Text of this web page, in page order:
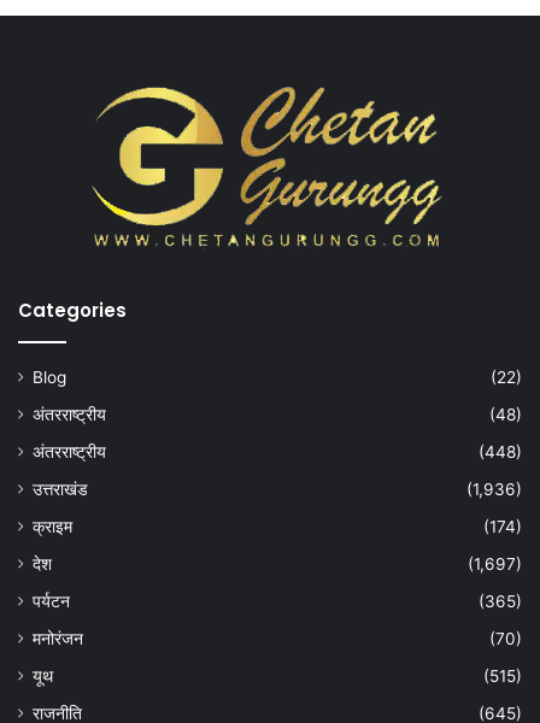
Categories
Blog
(22)
अंतरराष्ट्रीय
(48)
अंतरराष्ट्रीय
(448)
उत्तराखंड
(1,936)
क्राइम
(174)
देश
(1,697)
पर्यटन
(365)
मनोरंजन
(70)
यूथ
(515)
राजनीति
(645)